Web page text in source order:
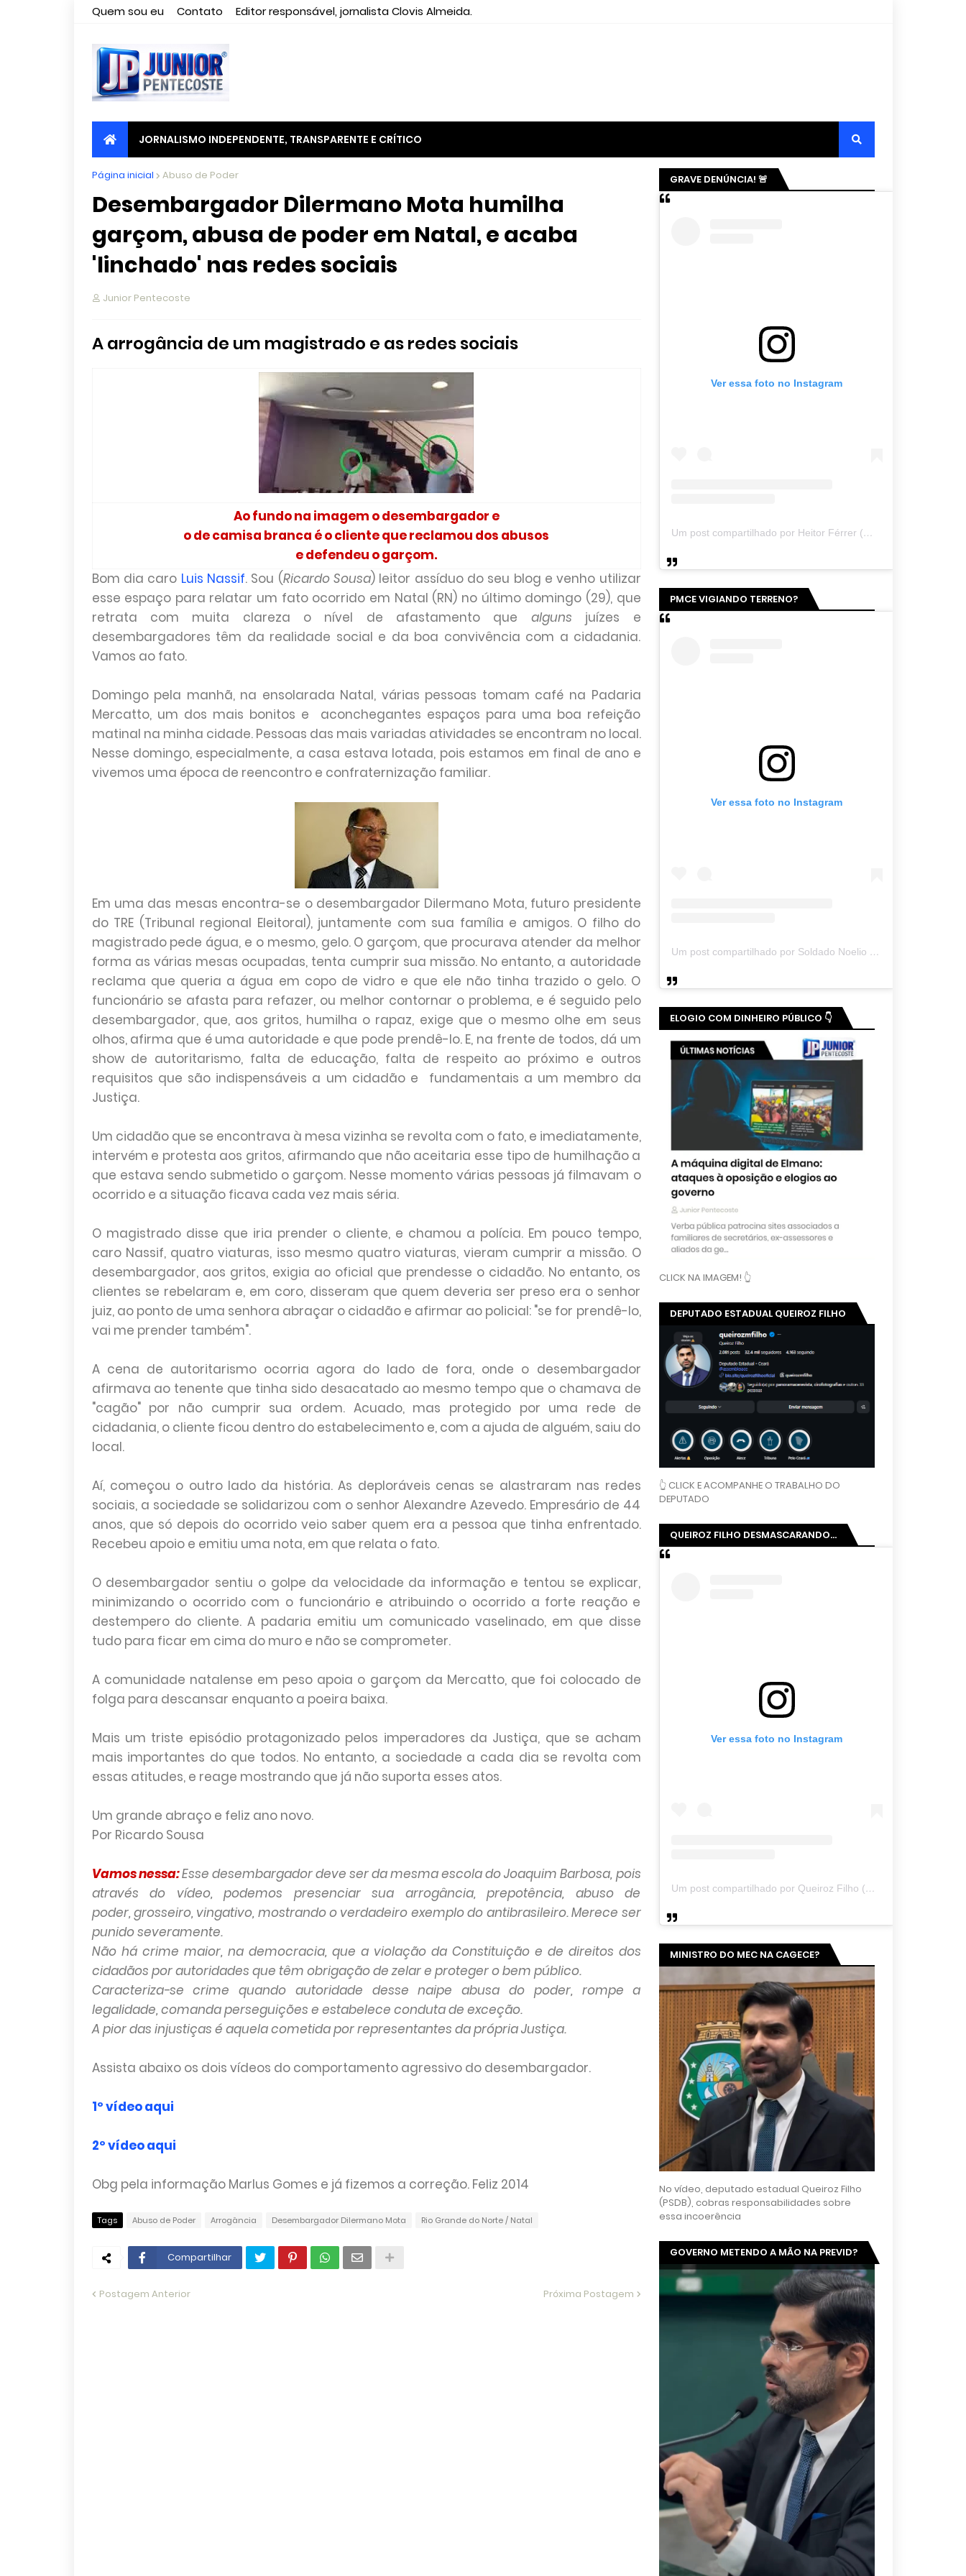
Quem sou eu Contato Editor responsável, jornalista Clovis Almeida.
JORNALISMO INDEPENDENTE, TRANSPARENTE E CRÍTICO
Página inicial Abuso de Poder
Desembargador Dilermano Mota humilha
garçom, abusa de poder em Natal, e acaba
'linchado' nas redes sociais
Junior Pentecoste
A arrogância de um magistrado e as redes sociais
Ao fundo na imagem o desembargador e
o de camisa branca é o cliente que reclamou dos abusos
e defendeu o garçom.
Bom dia caro Luis Nassif. Sou (Ricardo Sousa) leitor assíduo do seu blog e venho utilizar
esse espaço para relatar um fato ocorrido em Natal (RN) no último domingo (29), que
retrata com muita clareza o nível de afastamento que alguns juízes e
desembargadores têm da realidade social e da boa convivência com a cidadania.
Vamos ao fato.
Domingo pela manhã, na ensolarada Natal, várias pessoas tomam café na Padaria
Mercatto, um dos mais bonitos e aconchegantes espaços para uma boa refeição
matinal na minha cidade. Pessoas das mais variadas atividades se encontram no local.
Nesse domingo, especialmente, a casa estava lotada, pois estamos em final de ano e
vivemos uma época de reencontro e confraternização familiar.
Em uma das mesas encontra-se o desembargador Dilermano Mota, futuro presidente
do TRE (Tribunal regional Eleitoral), juntamente com sua família e amigos. O filho do
magistrado pede água, e o mesmo, gelo. O garçom, que procurava atender da melhor
forma as várias mesas ocupadas, tenta cumprir sua missão. No entanto, a autoridade
reclama que queria a água em copo de vidro e que ele não tinha trazido o gelo. O
funcionário se afasta para refazer, ou melhor contornar o problema, e é seguido pelo
desembargador, que, aos gritos, humilha o rapaz, exige que o mesmo olhe em seus
olhos, afirma que é uma autoridade e que pode prendê-lo. E, na frente de todos, dá um
show de autoritarismo, falta de educação, falta de respeito ao próximo e outros
requisitos que são indispensáveis a um cidadão e fundamentais a um membro da
Justiça.
Um cidadão que se encontrava à mesa vizinha se revolta com o fato, e imediatamente,
intervém e protesta aos gritos, afirmando que não aceitaria esse tipo de humilhação a
que estava sendo submetido o garçom. Nesse momento várias pessoas já filmavam o
ocorrido e a situação ficava cada vez mais séria.
O magistrado disse que iria prender o cliente, e chamou a polícia. Em pouco tempo,
caro Nassif, quatro viaturas, isso mesmo quatro viaturas, vieram cumprir a missão. O
desembargador, aos gritos, exigia ao oficial que prendesse o cidadão. No entanto, os
clientes se rebelaram e, em coro, disseram que quem deveria ser preso era o senhor
juiz, ao ponto de uma senhora abraçar o cidadão e afirmar ao policial: "se for prendê-lo,
vai me prender também".
A cena de autoritarismo ocorria agora do lado de fora, onde o desembargador
afirmava ao tenente que tinha sido desacatado ao mesmo tempo que o chamava de
"cagão" por não cumprir sua ordem. Acuado, mas protegido por uma rede de
cidadania, o cliente ficou dentro do estabelecimento e, com a ajuda de alguém, saiu do
local.
Aí, começou o outro lado da história. As deploráveis cenas se alastraram nas redes
sociais, a sociedade se solidarizou com o senhor Alexandre Azevedo. Empresário de 44
anos, que só depois do ocorrido veio saber quem era a pessoa que tinha enfrentado.
Recebeu apoio e emitiu uma nota, em que relata o fato.
O desembargador sentiu o golpe da velocidade da informação e tentou se explicar,
minimizando o ocorrido com o funcionário e atribuindo o ocorrido a forte reação e
destempero do cliente. A padaria emitiu um comunicado vaselinado, em que disse
tudo para ficar em cima do muro e não se comprometer.
A comunidade natalense em peso apoia o garçom da Mercatto, que foi colocado de
folga para descansar enquanto a poeira baixa.
Mais um triste episódio protagonizado pelos imperadores da Justiça, que se acham
mais importantes do que todos. No entanto, a sociedade a cada dia se revolta com
essas atitudes, e reage mostrando que já não suporta esses atos.
Um grande abraço e feliz ano novo.
Por Ricardo Sousa
Vamos nessa:Esse desembargador deve ser da mesma escola do Joaquim Barbosa, pois
através do vídeo, podemos presenciar sua arrogância, prepotência, abuso de
poder, grosseiro, vingativo, mostrando o verdadeiro exemplo do antibrasileiro. Merece ser
punido severamente.
Não há crime maior, na democracia, que a violação da Constituição e de direitos dos
cidadãos por autoridades que têm obrigação de zelar e proteger o bem público.
Caracteriza-se crime quando autoridade desse naipe abusa do poder, rompe a
legalidade, comanda perseguições e estabelece conduta de exceção.
A pior das injustiças é aquela cometida por representantes da própria Justiça.
Assista abaixo os dois vídeos do comportamento agressivo do desembargador.
1º vídeo aqui
2º vídeo aqui
Obg pela informação Marlus Gomes e já fizemos a correção. Feliz 2014
Tags Abuso de Poder Arrogância Desembargador Dilermano Mota Rio Grande do Norte / Natal
Compartilhar
Postagem Anterior Próxima Postagem
GRAVE DENÚNCIA! 🚨
Ver essa foto no Instagram
Um post compartilhado por Heitor Férrer (@heitor_ferrer77)
PMCE VIGIANDO TERRENO?
Ver essa foto no Instagram
Um post compartilhado por Soldado Noelio (@soldadonoelio)
ELOGIO COM DINHEIRO PÚBLICO 👇
CLICK NA IMAGEM! 👆
DEPUTADO ESTADUAL QUEIROZ FILHO
👆 CLICK E ACOMPANHE O TRABALHO DO
DEPUTADO
QUEIROZ FILHO DESMASCARANDO...
Ver essa foto no Instagram
Um post compartilhado por Queiroz Filho (@queirozmfilho)
MINISTRO DO MEC NA CAGECE?
No vídeo, deputado estadual Queiroz Filho
(PSDB), cobras responsabilidades sobre
essa incoerência
GOVERNO METENDO A MÃO NA PREVID?